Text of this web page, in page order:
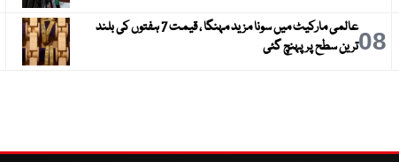
08
عالمی مارکیٹ میں سونا مزید مہنگا ، قیمت 7 ہفتوں کی بلند
ترین سطح پر پہنچ گئی